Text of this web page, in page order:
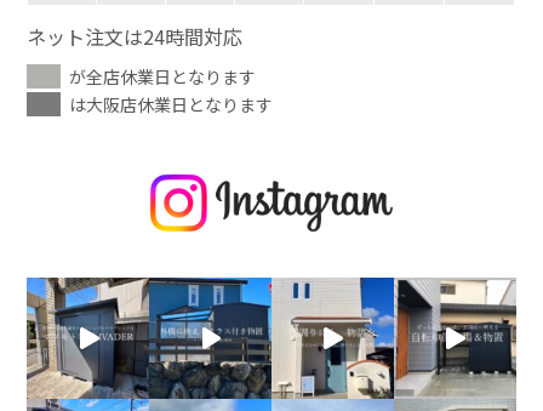
ネット注文は24時間対応
が全店休業日となります
は大阪店休業日となります